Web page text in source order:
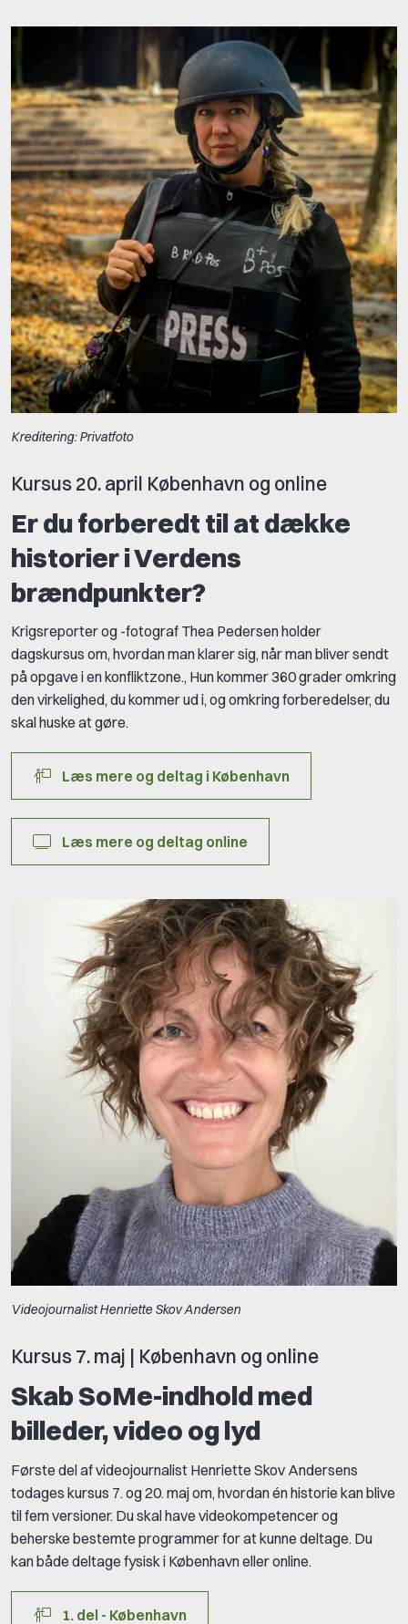
Kreditering: Privatfoto
Kursus 20. april København og online
Er du forberedt til at dække
historier i Verdens
brændpunkter?
Krigsreporter og -fotograf Thea Pedersen holder
dagskursus om, hvordan man klarer sig, når man bliver sendt
på opgave i en konfliktzone., Hun kommer 360 grader omkring
den virkelighed, du kommer ud i, og omkring forberedelser, du
skal huske at gøre.
Læs mere og deltag i København
Læs mere og deltag online
Videojournalist Henriette Skov Andersen
Kursus 7. maj | København og online
Skab SoMe-indhold med
billeder, video og lyd
Første del af videojournalist Henriette Skov Andersens
todages kursus 7. og 20. maj om, hvordan én historie kan blive
til fem versioner. Du skal have videokompetencer og
beherske bestemte programmer for at kunne deltage. Du
kan både deltage fysisk i København eller online.
1. del - København